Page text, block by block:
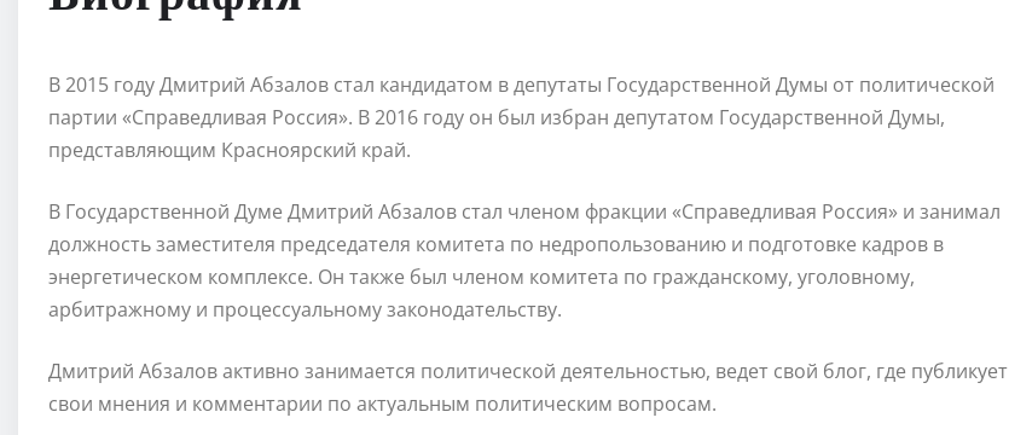
В 2015 году Дмитрий Абзалов стал кандидатом в депутаты Государственной Думы от политической
партии «Справедливая Россия». В 2016 году он был избран депутатом Государственной Думы,
представляющим Красноярский край.
В Государственной Думе Дмитрий Абзалов стал членом фракции «Справедливая Россия» и занимал
должность заместителя председателя комитета по недропользованию и подготовке кадров в
энергетическом комплексе. Он также был членом комитета по гражданскому, уголовному,
арбитражному и процессуальному законодательству.
Дмитрий Абзалов активно занимается политической деятельностью, ведет свой блог, где публикует
свои мнения и комментарии по актуальным политическим вопросам.